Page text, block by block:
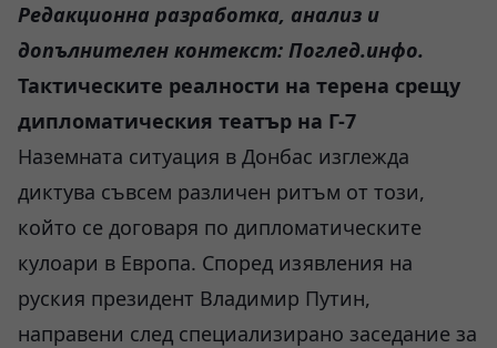
Редакционна разработка, анализ и
допълнителен контекст: Поглед.инфо.
Тактическите реалности на терена срещу
дипломатическия театър на Г-7
Наземната ситуация в Донбас изглежда
диктува съвсем различен ритъм от този,
който се договаря по дипломатическите
кулоари в Европа. Според изявления на
руския президент Владимир Путин,
направени след специализирано заседание за